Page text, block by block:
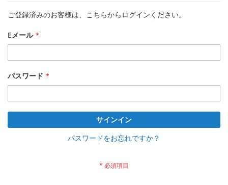
ご登録済みのお客様は、こちらからログインください。
Eメール
パスワード
サインイン
パスワードをお忘れですか？